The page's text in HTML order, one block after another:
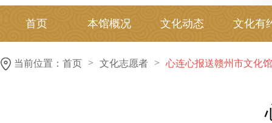
首页 本馆概况 文化动态 文化有
当前位置： 首页 > 文化志愿者 > 心连心报送赣州市文化馆